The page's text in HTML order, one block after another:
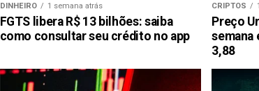
DINHEIRO 1 semana atrás
FGTS libera R$ 13 bilhões: saiba
como consultar seu crédito no app
CRIPTOS
Preço
semana
3,88